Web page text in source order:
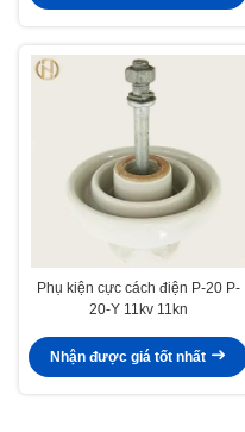
Phụ kiện cực cách điện P-20 P-
20-Y 11kv 11kn
Nhận được giá tốt nhất